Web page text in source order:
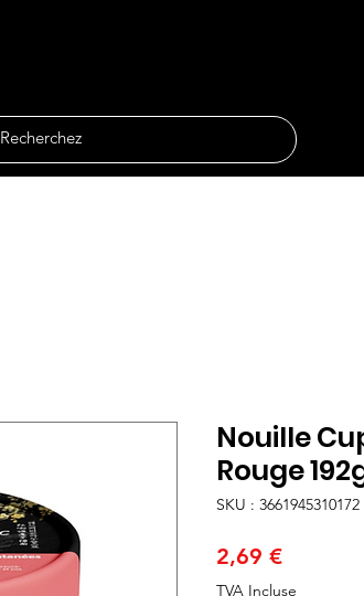
Nouille
Rouge
SKU : 3661945310172
2,69 €Prix
TVA Incluse